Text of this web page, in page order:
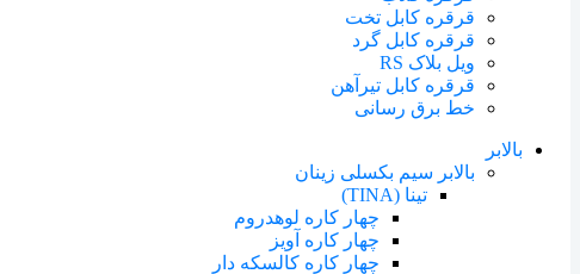
قرقره کابل تخت
قرقره کابل گرد
ویل بلاک RS
قرقره کابل تیرآهن
خط برق رسانی
بالابر
بالابر سیم بکسلی زینان
تینا (TINA)
چهار کاره لوهدروم
چهار کاره آویز
چهار کاره کالسکه دار